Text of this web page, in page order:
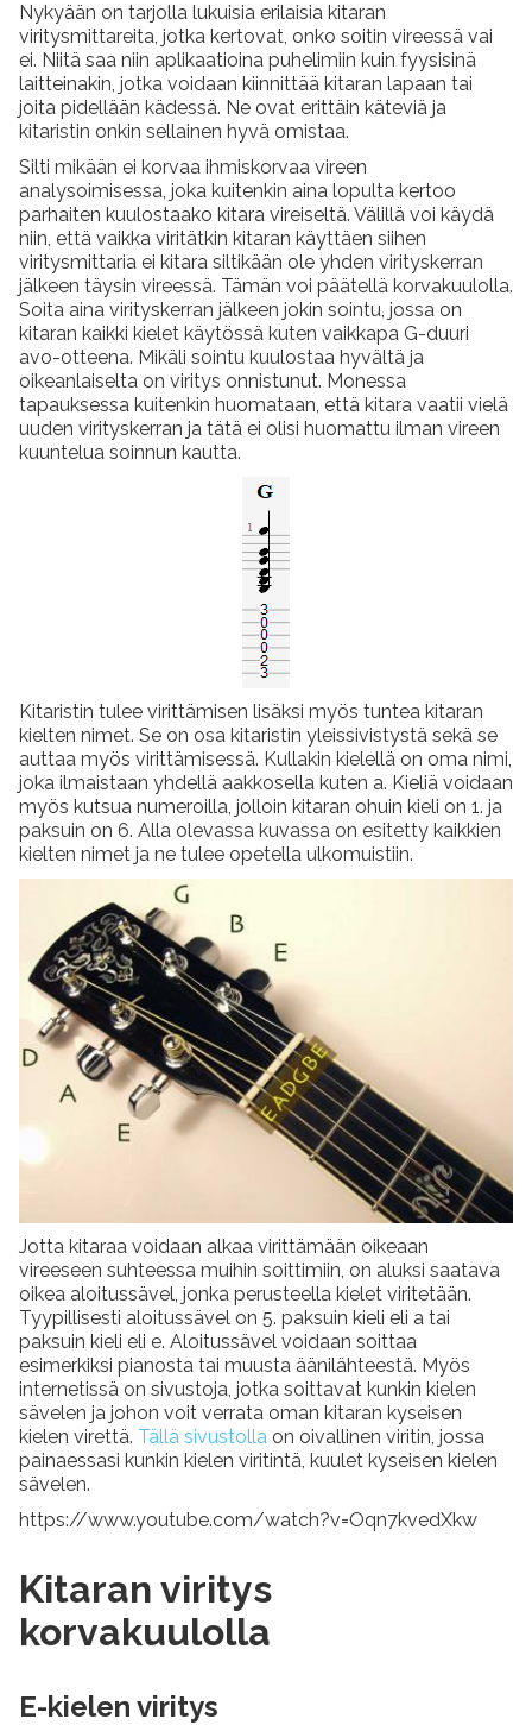
Nykyään on tarjolla lukuisia erilaisia kitaran
viritysmittareita, jotka kertovat, onko soitin vireessä vai
ei. Niitä saa niin aplikaatioina puhelimiin kuin fyysisinä
laitteinakin, jotka voidaan kiinnittää kitaran lapaan tai
joita pidellään kädessä. Ne ovat erittäin käteviä ja
kitaristin onkin sellainen hyvä omistaa.
Silti mikään ei korvaa ihmiskorvaa vireen
analysoimisessa, joka kuitenkin aina lopulta kertoo
parhaiten kuulostaako kitara vireiseltä. Välillä voi käydä
niin, että vaikka viritätkin kitaran käyttäen siihen
viritysmittaria ei kitara siltikään ole yhden virityskerran
jälkeen täysin vireessä. Tämän voi päätellä korvakuulolla.
Soita aina virityskerran jälkeen jokin sointu, jossa on
kitaran kaikki kielet käytössä kuten vaikkapa G-duuri
avo-otteena. Mikäli sointu kuulostaa hyvältä ja
oikeanlaiselta on viritys onnistunut. Monessa
tapauksessa kuitenkin huomataan, että kitara vaatii vielä
uuden virityskerran ja tätä ei olisi huomattu ilman vireen
kuuntelua soinnun kautta.
Kitaristin tulee virittämisen lisäksi myös tuntea kitaran
kielten nimet. Se on osa kitaristin yleissivistystä sekä se
auttaa myös virittämisessä. Kullakin kielellä on oma nimi,
joka ilmaistaan yhdellä aakkosella kuten a. Kieliä voidaan
myös kutsua numeroilla, jolloin kitaran ohuin kieli on 1. ja
paksuin on 6. Alla olevassa kuvassa on esitetty kaikkien
kielten nimet ja ne tulee opetella ulkomuistiin.
Jotta kitaraa voidaan alkaa virittämään oikeaan
vireeseen suhteessa muihin soittimiin, on aluksi saatava
oikea aloitussävel, jonka perusteella kielet viritetään.
Tyypillisesti aloitussävel on 5. paksuin kieli eli a tai
paksuin kieli eli e. Aloitussävel voidaan soittaa
esimerkiksi pianosta tai muusta äänilähteestä. Myös
internetissä on sivustoja, jotka soittavat kunkin kielen
sävelen ja johon voit verrata oman kitaran kyseisen
kielen virettä. Tällä sivustolla on oivallinen viritin, jossa
painaessasi kunkin kielen viritintä, kuulet kyseisen kielen
sävelen.
https://www.youtube.com/watch?v=Oqn7kvedXkw
Kitaran viritys
korvakuulolla
E-kielen viritys